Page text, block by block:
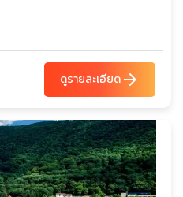
ดูรายละเอียดarrow_forward